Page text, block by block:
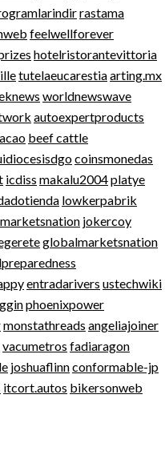
rastama
feelwellforever
hotelristorantevittoria
tutelaeucarestiaarting.mx
worldnewswave
autoexpertproducts
beef cattle
coinsmonedas
icdiss makalu2004platye
lowkerpabrik
jokercoy
globalmarketsnation
entradarivers ustechwiki
phoenixpower
monstathreads angeliajoiner
vacumetros fadiaragon
joshuaflinnconformable-jp
itcort.autos bikersonweb